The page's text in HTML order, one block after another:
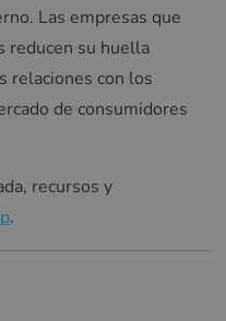
Las empresas que
reducen su huella
relaciones con los
de consumidores
recursos y
.